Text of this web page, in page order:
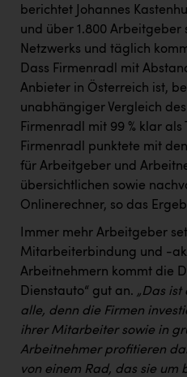
berichtet Johannes
und über 1.800 Arbeitgeber
Netzwerks und täglich
Dass Firmenradl mit
Anbieter in Österreich ist,
unabhängiger Vergleich
Firmenradl mit 99 % klar als
Firmenradl punktete mit
für Arbeitgeber und
übersichtlichen sowie
Onlinerechner, so das
Immer mehr Arbeitgeber
Mitarbeiterbindung und -
Arbeitnehmern kommt die
Dienstauto“ gut an. „Das
alle, denn die Firmen
ihrer Mitarbeiter sowie in
Arbeitnehmer profitieren
von einem Rad, das sie um